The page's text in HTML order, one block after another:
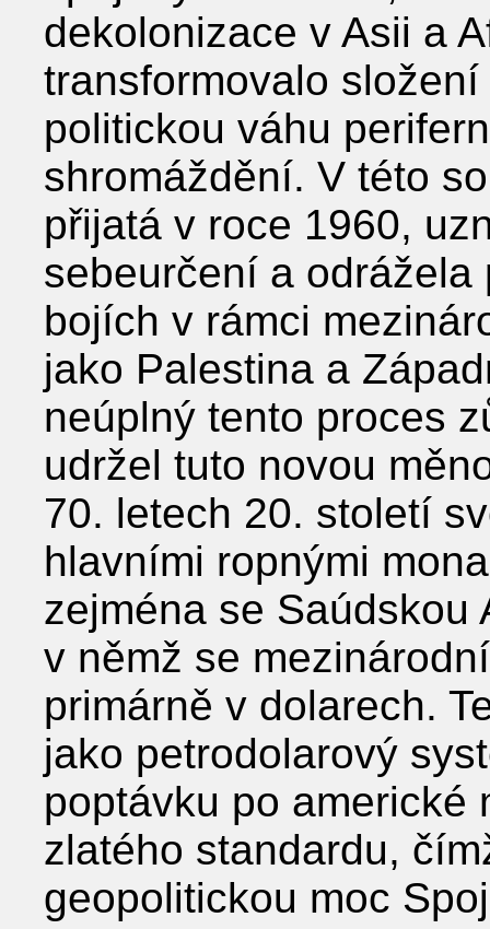
dekolonizace v Asii a
transformovalo
politickou váhu
shromáždění. V této
přijatá v roce 1960,
sebeurčení a
bojích v rámci
jako Palestina a
neúplný tento proces
udržel tuto novou
70. letech 20. století
hlavními ropnými
zejména se Saúdskou
v němž se
primárně v dolarech.
jako petrodolarový
poptávku po americké
zlatého standardu,
geopolitickou moc